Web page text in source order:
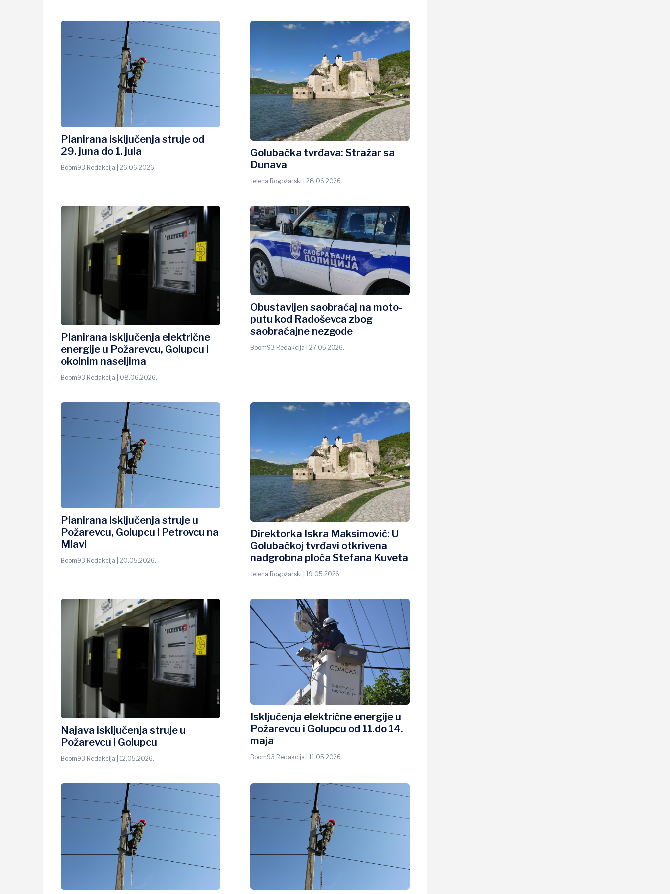
Planirana isključenja struje od
29. juna do 1. jula
Boom93 Redakcija | 26.06.2026.
Golubačka tvrđava: Stražar sa
Dunava
Jelena Rogožarski | 28.06.2026.
Planirana isključenja električne
energije u Požarevcu, Golupcu i
okolnim naseljima
Boom93 Redakcija | 08.06.2026.
Obustavljen saobraćaj na moto-
putu kod Radoševca zbog
saobraćajne nezgode
Boom93 Redakcija | 27.05.2026.
Planirana isključenja struje u
Požarevcu, Golupcu i Petrovcu na
Mlavi
Boom93 Redakcija | 20.05.2026.
Direktorka Iskra Maksimović: U
Golubačkoj tvrđavi otkrivena
nadgrobna ploča Stefana Kuveta
Jelena Rogožarski | 19.05.2026.
Najava isključenja struje u
Požarevcu i Golupcu
Boom93 Redakcija | 12.05.2026.
Isključenja električne energije u
Požarevcu i Golupcu od 11.do 14.
maja
Boom93 Redakcija | 11.05.2026.